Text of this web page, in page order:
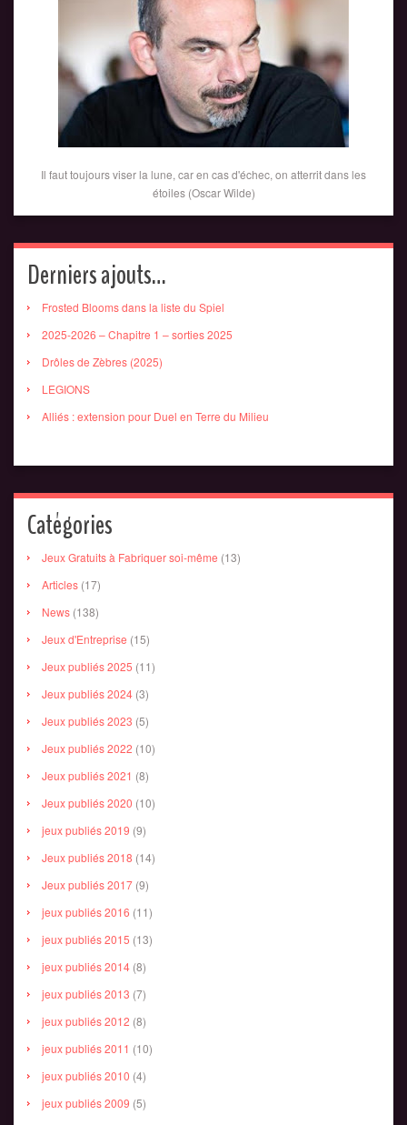
Il faut toujours viser la lune, car en cas d'échec, on atterrit dans les
étoiles (Oscar Wilde)
Derniers ajouts…
Frosted Blooms dans la liste du Spiel
2025-2026 – Chapitre 1 – sorties 2025
Drôles de Zèbres (2025)
LEGIONS
Alliés : extension pour Duel en Terre du Milieu
Catégories
Jeux Gratuits à Fabriquer soi-même (13)
Articles (17)
News (138)
Jeux d'Entreprise (15)
Jeux publiés 2025 (11)
Jeux publiés 2024 (3)
Jeux publiés 2023 (5)
Jeux publiés 2022 (10)
Jeux publiés 2021 (8)
Jeux publiés 2020 (10)
jeux publiés 2019 (9)
Jeux publiés 2018 (14)
Jeux publiés 2017 (9)
jeux publiés 2016 (11)
jeux publiés 2015 (13)
jeux publiés 2014 (8)
jeux publiés 2013 (7)
jeux publiés 2012 (8)
jeux publiés 2011 (10)
jeux publiés 2010 (4)
jeux publiés 2009 (5)